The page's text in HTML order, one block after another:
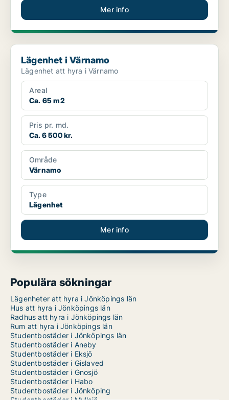
Mer info
Lägenhet i Värnamo
Lägenhet i Värnamo
Lägenhet att hyra i Värnamo
Areal
Ca. 65 m2
Pris pr. md.
Ca. 6 500 kr.
Område
Värnamo
Type
Lägenhet
Mer info
Populära sökningar
Lägenheter att hyra i Jönköpings län
Hus att hyra i Jönköpings län
Radhus att hyra i Jönköpings län
Rum att hyra i Jönköpings län
Studentbostäder i Jönköpings län
Studentbostäder i Aneby
Studentbostäder i Eksjö
Studentbostäder i Gislaved
Studentbostäder i Gnosjö
Studentbostäder i Habo
Studentbostäder i Jönköping